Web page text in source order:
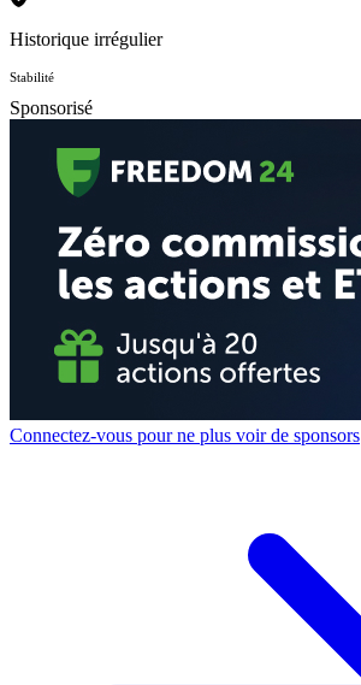
Historique irrégulier
Stabilité
Sponsorisé
Connectez-vous pour ne plus voir de sponsors